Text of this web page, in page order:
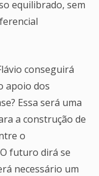
equilibrado, sem
conseguirá
apoio dos
Essa será uma
a construção de
o
futuro dirá se
necessário um